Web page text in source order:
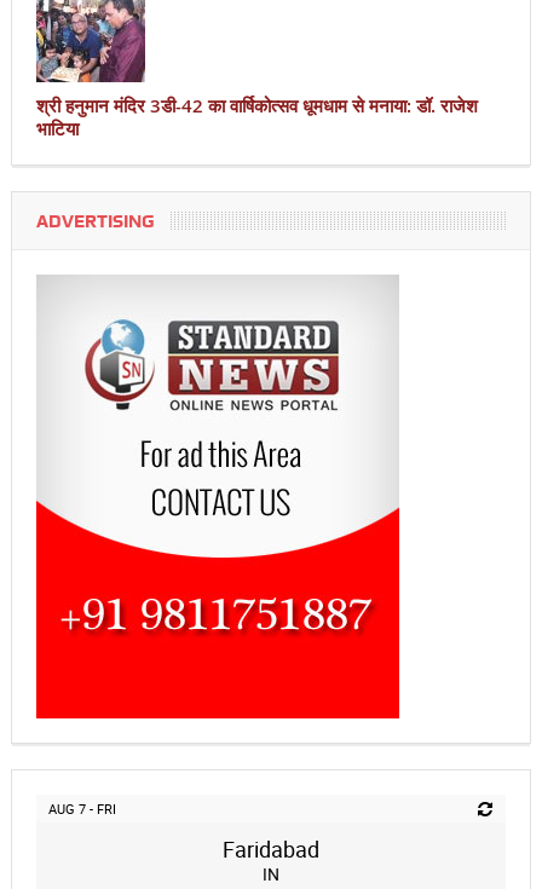
श्री हनुमान मंदिर 3डी-42 का वार्षिकोत्सव धूमधाम से मनाया: डॉ. राजेश
भाटिया
ADVERTISING
AUG 7 - FRI
Faridabad
IN